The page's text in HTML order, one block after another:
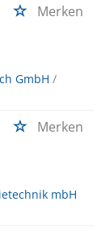
Merken
GmbH /
Merken
mbH